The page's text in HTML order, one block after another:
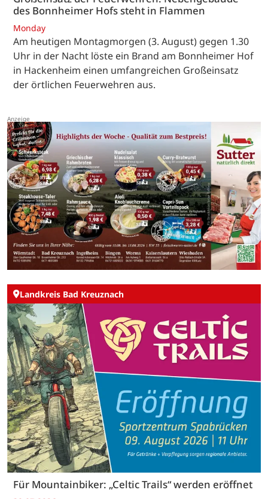
des Bonnheimer Hofs steht in Flammen
Monday
Am heutigen Montagmorgen (3. August) gegen 1.30
Uhr in der Nacht löste ein Brand am Bonnheimer Hof
in Hackenheim einen umfangreichen Großeinsatz
der örtlichen Feuerwehren aus.
Landkreis Bad Kreuznach
Für Mountainbiker: „Celtic Trails“ werden eröffnet